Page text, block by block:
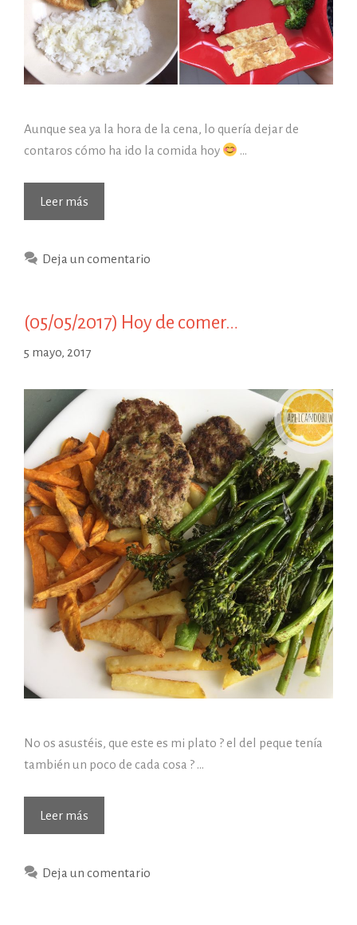
Aunque sea ya la hora de la cena, lo quería dejar de
contaros cómo ha ido la comida hoy
…
Leer más
Hoy
comer…
Deja un comentario
(05/05/2017) Hoy de comer…
5 mayo, 2017
No os asustéis, que este es mi plato ? el del peque tenía
también un poco de cada cosa ? …
Leer más
Hoy
comer…
Deja un comentario